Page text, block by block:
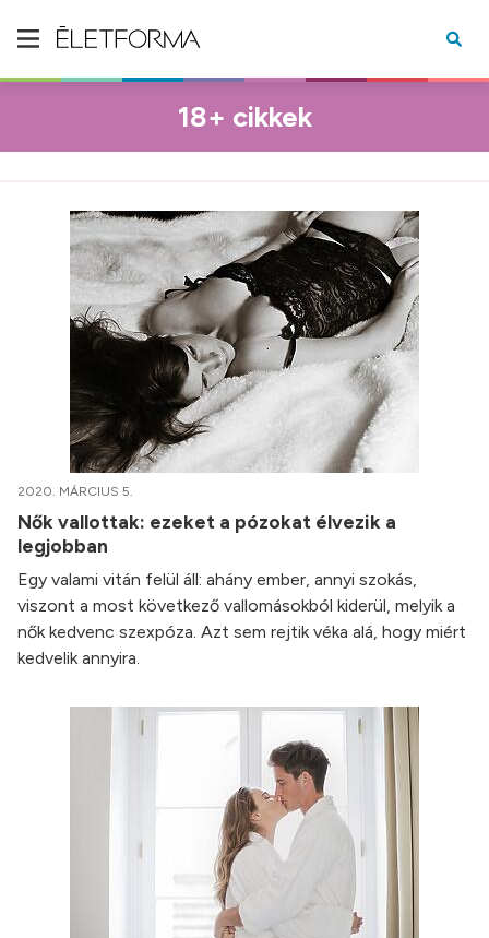
18+ cikkek
2020. MÁRCIUS 5.
Nők vallottak: ezeket a pózokat élvezik a
legjobban
Egy valami vitán felül áll: ahány ember, annyi szokás,
viszont a most következő vallomásokból kiderül, melyik a
nők kedvenc szexpóza. Azt sem rejtik véka alá, hogy miért
kedvelik annyira.